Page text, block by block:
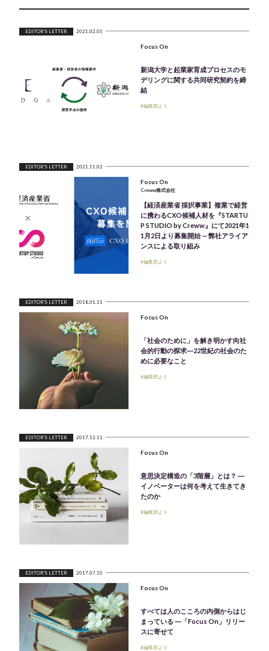
EDITOR'S LETTER 2021.02.05
Focus On
新潟大学と起業家育成プロセスのモ
デリングに関する共同研究契約を締
結
#編集部より
EDITOR'S LETTER 2021.11.02
Focus On
Creww株式会社
【経済産業省 採択事業】複業で経営
に携わるCXO候補人材を『STARTU
P STUDIO by Creww』にて2021年1
1月2日より募集開始 — 弊社アライア
ンスによる取り組み
#編集部より
EDITOR'S LETTER 2018.01.11
Focus On
「社会のために」を解き明かす向社
会的行動の探求―22世紀の社会のた
めに必要なこと
#編集部より
EDITOR'S LETTER 2017.12.11
Focus On
意思決定構造の「3階層」とは？ ―
イノベーターは何を考えて生きてき
たのか
#編集部より
EDITOR'S LETTER 2017.07.10
Focus On
すべては人のこころの内側からはじ
まっている ―「Focus On」リリー
スに寄せて
#編集部より